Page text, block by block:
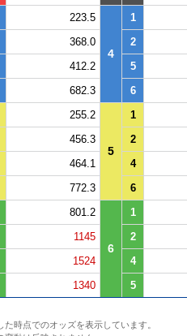
223.5
4
1
368.0 2
412.2 5
682.3 6
255.2
5
1
456.3 2
464.1 4
772.3 6
801.2
6
1
1145 2
1524 4
1340 5
時点でのオッズを表示しています。